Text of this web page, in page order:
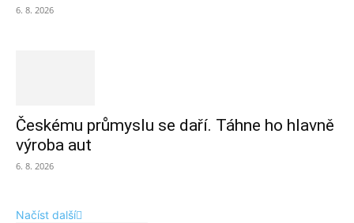
6. 8. 2026
Českému průmyslu se daří. Táhne ho hlavně
výroba aut
6. 8. 2026
Načíst další